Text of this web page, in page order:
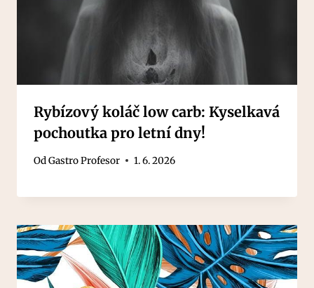
Rybízový koláč low carb: Kyselkavá
pochoutka pro letní dny!
OdGastro Profesor 1. 6. 2026